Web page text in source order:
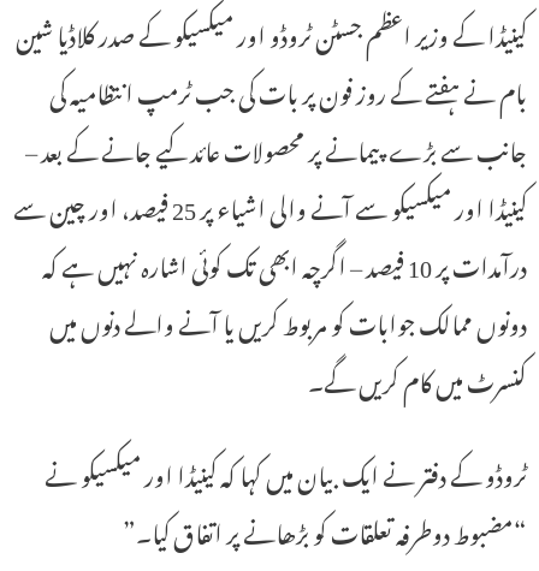
کینیڈا کے وزیر اعظم جسٹن ٹروڈو اور میکسیکو کے صدر کلاڈیا شین
بام نے ہفتے کے روز فون پر بات کی جب ٹرمپ انتظامیہ کی
جانب سے بڑے پیمانے پر محصولات عائد کیے جانے کے بعد –
کینیڈا اور میکسیکو سے آنے والی اشیاء پر 25 فیصد، اور چین سے
درآمدات پر 10 فیصد – اگرچہ ابھی تک کوئی اشارہ نہیں ہے کہ
دونوں ممالک جوابات کو مربوط کریں یا آنے والے دنوں میں
کنسرٹ میں کام کریں گے۔
ٹروڈو کے دفتر نے ایک بیان میں کہا کہ کینیڈا اور میکسیکو نے
“مضبوط دوطرفہ تعلقات کو بڑھانے پر اتفاق کیا۔”